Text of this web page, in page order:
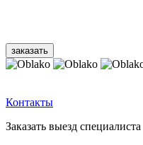
Контакты
Заказать выезд специалиста